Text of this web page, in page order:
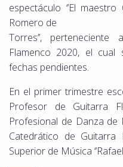
espectáculo ‘’El
Romero de
Torres’’,
Flamenco 2020, el cual
fechas pendientes.
En el primer trimestre
Profesor de Guitarra
Profesional de Danza
Catedrático de Guitarra
Superior de Música